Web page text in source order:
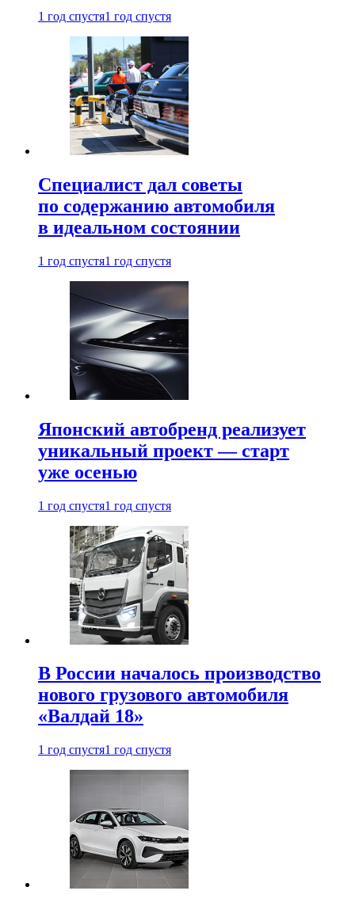
1 год спустя1 год спустя
Специалист дал советы
по содержанию автомобиля
в идеальном состоянии
1 год спустя1 год спустя
Японский автобренд реализует
уникальный проект — старт
уже осенью
1 год спустя1 год спустя
В России началось производство
нового грузового автомобиля
«Валдай 18»
1 год спустя1 год спустя